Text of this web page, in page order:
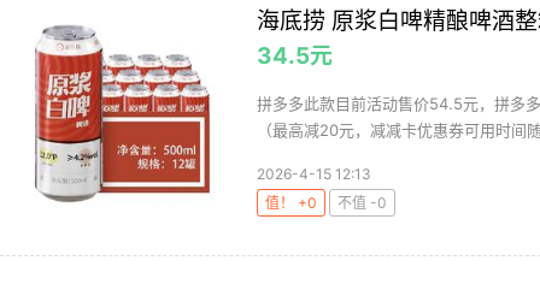
海底捞 原浆白啤精酿啤酒
34.5元
拼多多此款目前活动售价54.5元，拼多
（最高减20元，减减卡优惠券可用时间
2026-4-15 12:13
值！ +0
不值 -0